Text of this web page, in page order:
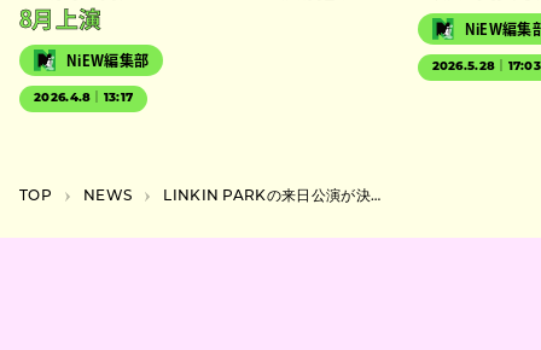
8月上演
NiEW編集部
2026.4.8｜13:17
NiEW編集
2026.5.28｜17:03
TOP NEWS LINKIN PARKの来日公演が決定、新ボーカルを迎えて12年ぶりに日本でライブ